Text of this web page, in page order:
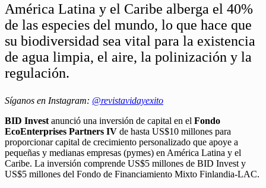
América Latina y el Caribe alberga el 40%
de las especies del mundo, lo que hace que
su biodiversidad sea vital para la existencia
de agua limpia, el aire, la polinización y la
regulación.
Síganos en Instagram: @revistavidayexito
BID Invest anunció una inversión de capital en el Fondo
EcoEnterprises Partners IV de hasta US$10 millones para
proporcionar capital de crecimiento personalizado que apoye a
pequeñas y medianas empresas (pymes) en América Latina y el
Caribe. La inversión comprende US$5 millones de BID Invest y
US$5 millones del Fondo de Financiamiento Mixto Finlandia-LAC.